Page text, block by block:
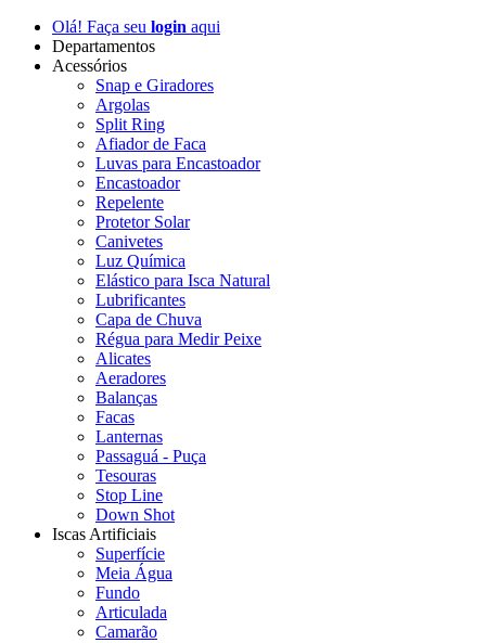
Olá! Faça seu login aqui
Departamentos
Acessórios
Snap e Giradores
Argolas
Split Ring
Afiador de Faca
Luvas para Encastoador
Encastoador
Repelente
Protetor Solar
Canivetes
Luz Química
Elástico para Isca Natural
Lubrificantes
Capa de Chuva
Régua para Medir Peixe
Alicates
Aeradores
Balanças
Facas
Lanternas
Passaguá - Puça
Tesouras
Stop Line
Down Shot
Iscas Artificiais
Superfície
Meia Água
Fundo
Articulada
Camarão